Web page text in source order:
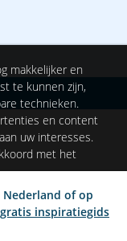
of op
gratis inspiratiegids
makkelijker en
te kunnen zijn,
technieken.
en content
uw interesses.
met het
Instellingen